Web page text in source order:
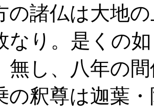
の諸仏は大地
なり。是くの
無し、八年の
の釈尊は迦葉